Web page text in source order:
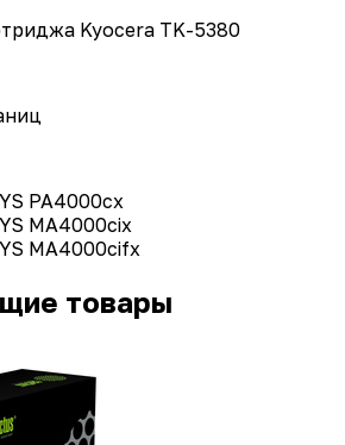
Kyocera TK-5380
PA4000cx
MA4000cix
MA4000cifx
товары